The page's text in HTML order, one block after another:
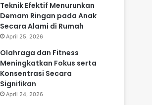
Teknik Efektif Menurunkan
Demam Ringan pada Anak
Secara Alami di Rumah
April 25, 2026
Olahraga dan Fitness
Meningkatkan Fokus serta
Konsentrasi Secara
Signifikan
April 24, 2026